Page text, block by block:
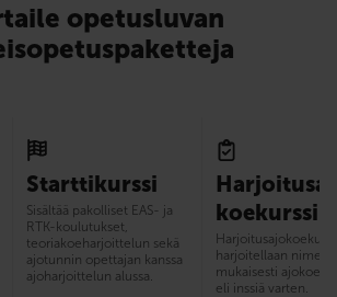
opetusluvan
Starttikurssi
Sisältää pakolliset EAS- ja
RTK-koulutukset,
teoriakoeharjoittelun sekä
ajotunnin opettajan kanssa
ajoharjoittelun alussa.
koekurssi
harjoitellaan
mukaisesti
eli inssiä varten.